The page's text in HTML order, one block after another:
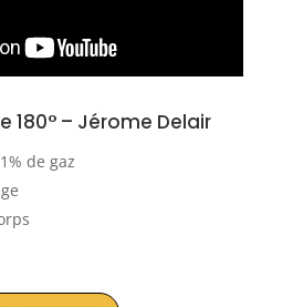
180° – Jérome Delair
de gaz